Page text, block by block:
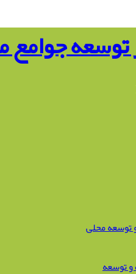
توسعه جوامع
توسعه محلی
توسعه